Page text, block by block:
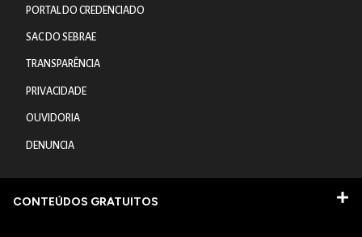
PORTAL DO CREDENCIADO
SAC DO SEBRAE
TRANSPARÊNCIA
PRIVACIDADE
OUVIDORIA
DENUNCIA
CONTEÚDOS GRATUITOS